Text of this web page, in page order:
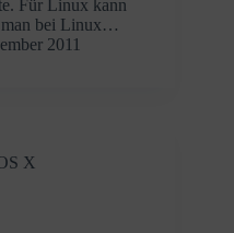
Für Linux kann
man bei Linux…
2011
X